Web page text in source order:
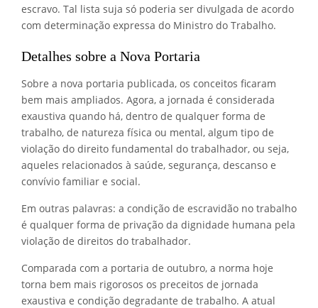
escravo. Tal lista suja só poderia ser divulgada de acordo
com determinação expressa do Ministro do Trabalho.
Detalhes sobre a Nova Portaria
Sobre a nova portaria publicada, os conceitos ficaram
bem mais ampliados. Agora, a jornada é considerada
exaustiva quando há, dentro de qualquer forma de
trabalho, de natureza física ou mental, algum tipo de
violação do direito fundamental do trabalhador, ou seja,
aqueles relacionados à saúde, segurança, descanso e
convívio familiar e social.
Em outras palavras: a condição de escravidão no trabalho
é qualquer forma de privação da dignidade humana pela
violação de direitos do trabalhador.
Comparada com a portaria de outubro, a norma hoje
torna bem mais rigorosos os preceitos de jornada
exaustiva e condição degradante de trabalho. A atual